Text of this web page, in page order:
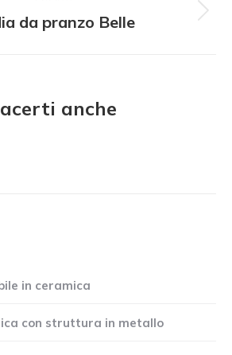
Il
da pranzo Belle
anche
in ceramica
con struttura in metallo